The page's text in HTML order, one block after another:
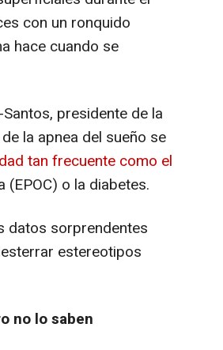
con un ronquido
hace cuando se
presidente de la
la apnea del sueño se
tan frecuente como el
o la diabetes.
datos sorprendentes
estereotipos
no lo saben